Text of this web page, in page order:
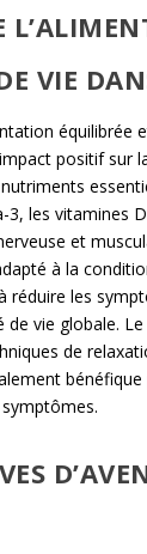
VIE
équilibrée
positif sur
3, les vitamines
et
à la
réduire les
de vie globale.
de
bénéfique